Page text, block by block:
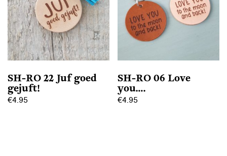
optie
kan
gekozen
worden
op
productpagina
Deze
optie
kan
gekozen
de
productpagina
SH-RO 22 Juf goed
gejuft!
€4.95
SH-RO 06 Love
you….
€4.95